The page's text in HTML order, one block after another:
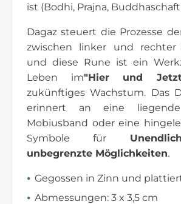
ist (Bodhi, Prajna,
Dagaz steuert die Prozesse
zwischen linker und rechter
und diese Rune ist ein
Leben im"Hier und
zukünftiges Wachstum. Das
erinnert an eine
Mobiusband oder eine
Symbole für
unbegrenzte Möglichkeiten.
Gegossen in Zinn und
Abmessungen: 3 x 3,5 cm